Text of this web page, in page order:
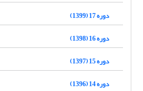
دوره 17 (1399)
دوره 16 (1398)
دوره 15 (1397)
دوره 14 (1396)